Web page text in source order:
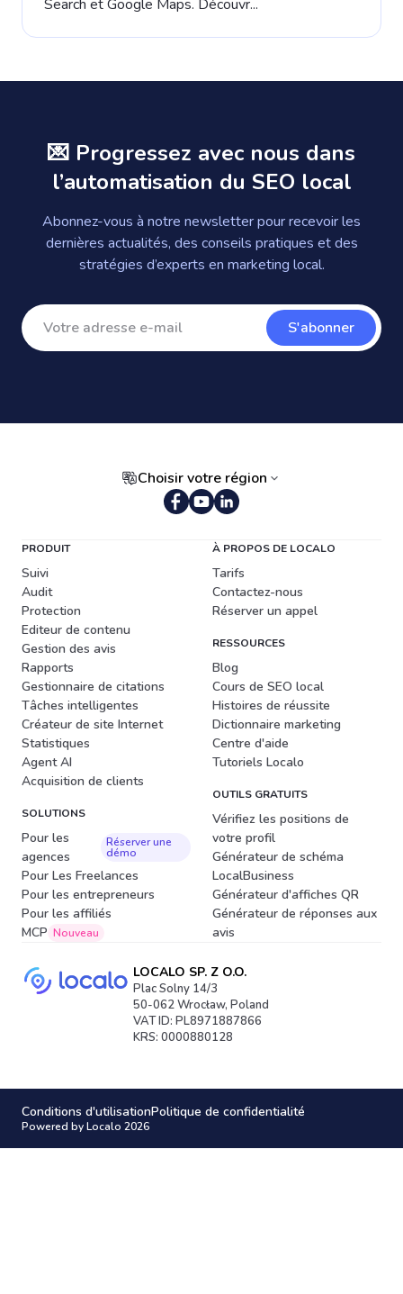
Search et Google Maps. Découvr...
💌 Progressez avec nous dans
l’automatisation du SEO local
Abonnez-vous à notre newsletter pour recevoir les
dernières actualités, des conseils pratiques et des
stratégies d’experts en marketing local.
S'abonner
Choisir votre région
PRODUIT
Suivi
Audit
Protection
Editeur de contenu
Gestion des avis
Rapports
Gestionnaire de citations
Tâches intelligentes
Créateur de site Internet
Statistiques
Agent AI
Acquisition de clients
SOLUTIONS
Pour les
agences
Réserver une
démo
Pour Les Freelances
Pour les entrepreneurs
Pour les affiliés
MCP Nouveau
À PROPOS DE LOCALO
Tarifs
Contactez-nous
Réserver un appel
RESSOURCES
Blog
Cours de SEO local
Histoires de réussite
Dictionnaire marketing
Centre d'aide
Tutoriels Localo
OUTILS GRATUITS
Vérifiez les positions de
votre profil
Générateur de schéma
LocalBusiness
Générateur d'affiches QR
Générateur de réponses aux
avis
LOCALO SP. Z O.O.
Plac Solny 14/3
50-062 Wrocław, Poland
VAT ID: PL8971887866
KRS: 0000880128
Conditions d'utilisationPolitique de confidentialité
Powered by Localo 2026